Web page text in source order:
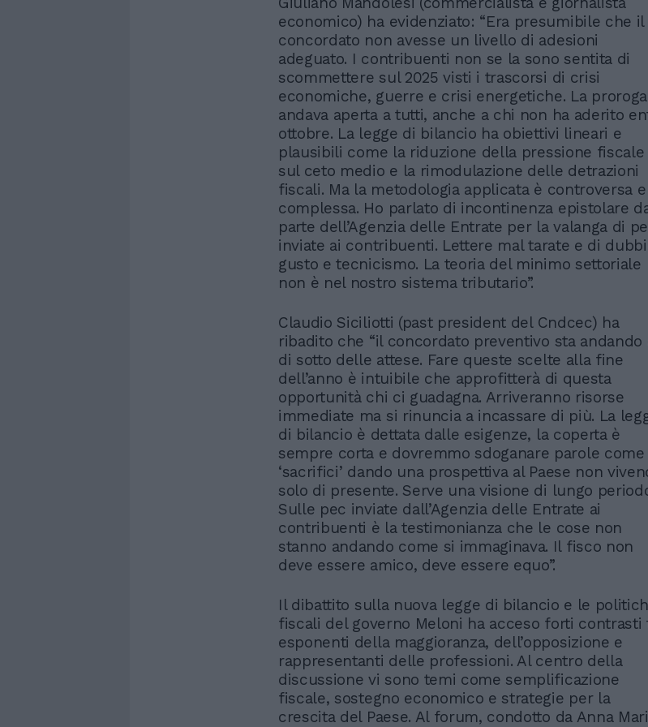
economico) ha evidenziato: “Era presumibile che il
concordato non avesse un livello di adesioni
adeguato. I contribuenti non se la sono sentita di
scommettere sul 2025 visti i trascorsi di crisi
economiche, guerre e crisi energetiche. La proroga
andava aperta a tutti, anche a chi non ha aderito
ottobre. La legge di bilancio ha obiettivi lineari e
plausibili come la riduzione della pressione fiscale
sul ceto medio e la rimodulazione delle detrazioni
fiscali. Ma la metodologia applicata è controversa e
complessa. Ho parlato di incontinenza epistolare
parte dell’Agenzia delle Entrate per la valanga di
inviate ai contribuenti. Lettere mal tarate e di
gusto e tecnicismo. La teoria del minimo settoriale
non è nel nostro sistema tributario”.
Claudio Siciliotti (past president del Cndcec) ha
ribadito che “il concordato preventivo sta andando
di sotto delle attese. Fare queste scelte alla fine
dell’anno è intuibile che approfitterà di questa
opportunità chi ci guadagna. Arriveranno risorse
immediate ma si rinuncia a incassare di più. La
di bilancio è dettata dalle esigenze, la coperta è
sempre corta e dovremmo sdoganare parole come
‘sacrifici’ dando una prospettiva al Paese non
solo di presente. Serve una visione di lungo
Sulle pec inviate dall’Agenzia delle Entrate ai
contribuenti è la testimonianza che le cose non
stanno andando come si immaginava. Il fisco non
deve essere amico, deve essere equo”.
Il dibattito sulla nuova legge di bilancio e le
fiscali del governo Meloni ha acceso forti contrasti
esponenti della maggioranza, dell’opposizione e
rappresentanti delle professioni. Al centro della
discussione vi sono temi come semplificazione
fiscale, sostegno economico e strategie per la
crescita del Paese. Al forum, condotto da Anna